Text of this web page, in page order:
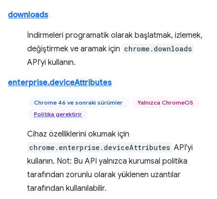
downloads
İndirmeleri programatik olarak başlatmak, izlemek,
değiştirmek ve aramak için chrome.downloads
API'yi kullanın.
enterprise.deviceAttributes
Chrome 46 ve sonraki sürümler
Yalnızca ChromeOS
Politika gerektirir
Cihaz özelliklerini okumak için
chrome.enterprise.deviceAttributes API'yi
kullanın. Not: Bu API yalnızca kurumsal politika
tarafından zorunlu olarak yüklenen uzantılar
tarafından kullanılabilir.